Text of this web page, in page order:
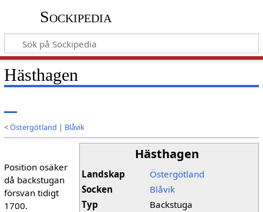
Sockipedia
Hästhagen
<Östergötland | Blåvik
Hästhagen
Landskap
Östergötland
Socken
Blåvik
Typ
Backstuga
Position osäker
då backstugan
försvan tidigt
1700.